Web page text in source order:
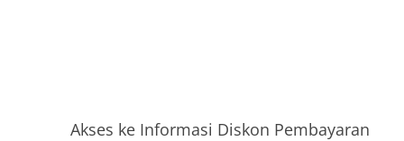
Akses ke Informasi Diskon Pembayaran